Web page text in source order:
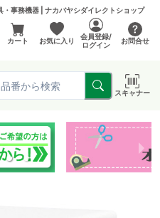
事務機器 | ナカバヤシダイレクトショップ
カート お気に入り
会員登録/
ログイン
お問合せ
スキャナー